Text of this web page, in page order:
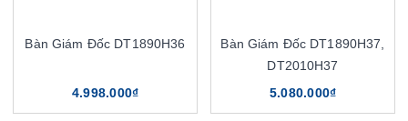
Bàn Giám Đốc DT1890H36
4.998.000₫
Bàn Giám Đốc DT1890H37,
DT2010H37
5.080.000₫